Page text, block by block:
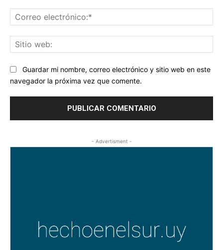
Guardar mi nombre, correo electrónico y sitio web en este
navegador la próxima vez que comente.
- Advertisment -